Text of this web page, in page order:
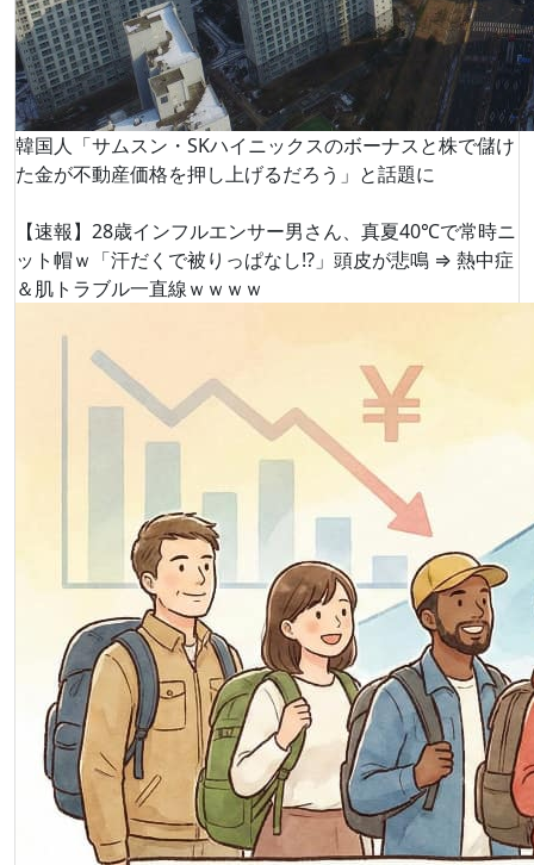
韓国人「サムスン・SKハイニックスのボーナスと株で儲け
た金が不動産価格を押し上げるだろう」と話題に
【速報】28歳インフルエンサー男さん、真夏40℃で常時ニ
ット帽ｗ「汗だくで被りっぱなし!?」頭皮が悲鳴 ⇒ 熱中症
＆肌トラブル一直線ｗｗｗｗ